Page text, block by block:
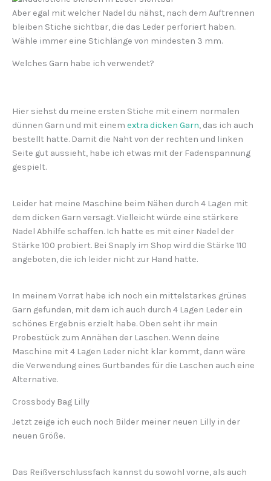
Aber egal mit welcher Nadel du nähst, nach dem Auftrennen
bleiben Stiche sichtbar, die das Leder perforiert haben.
Wähle immer eine Stichlänge von mindesten 3 mm.
Welches Garn habe ich verwendet?
Hier siehst du meine ersten Stiche mit einem normalen
dünnen Garn und mit einem extra dicken Garn, das ich auch
bestellt hatte. Damit die Naht von der rechten und linken
Seite gut aussieht, habe ich etwas mit der Fadenspannung
gespielt.
Leider hat meine Maschine beim Nähen durch 4 Lagen mit
dem dicken Garn versagt. Vielleicht würde eine stärkere
Nadel Abhilfe schaffen. Ich hatte es mit einer Nadel der
Stärke 100 probiert. Bei Snaply im Shop wird die Stärke 110
angeboten, die ich leider nicht zur Hand hatte.
In meinem Vorrat habe ich noch ein mittelstarkes grünes
Garn gefunden, mit dem ich auch durch 4 Lagen Leder ein
schönes Ergebnis erzielt habe. Oben seht ihr mein
Probestück zum Annähen der Laschen. Wenn deine
Maschine mit 4 Lagen Leder nicht klar kommt, dann wäre
die Verwendung eines Gurtbandes für die Laschen auch eine
Alternative.
Crossbody Bag Lilly
Jetzt zeige ich euch noch Bilder meiner neuen Lilly in der
neuen Größe.
Das Reißverschlussfach kannst du sowohl vorne, als auch